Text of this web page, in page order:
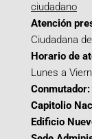
ciudadano
Atención
Ciudadana
Horario de
Lunes a
Conmutador:
Capitolio
Edificio